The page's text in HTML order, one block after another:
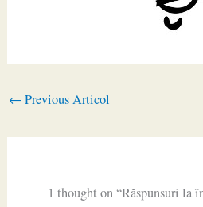
← Previous Articol
1 thought on “Răspunsuri la